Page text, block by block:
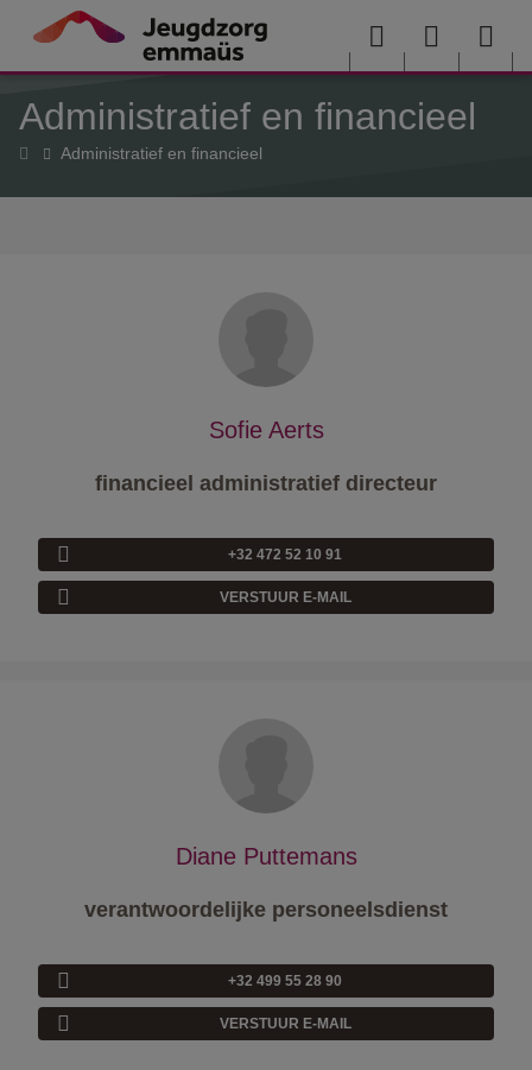
Overslaan en naar de inhoud gaan
Menu User
menu
Administratief en financieel
HomeAdministratief en financieel
Sofie Aerts
financieel administratief directeur
+32 472 52 10 91
VERSTUUR E-MAIL
Diane Puttemans
verantwoordelijke personeelsdienst
+32 499 55 28 90
VERSTUUR E-MAIL